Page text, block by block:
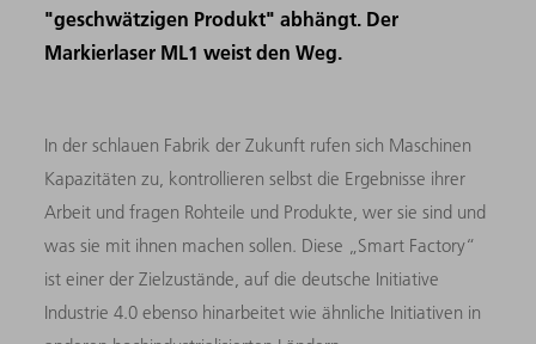
"geschwätzigen Produkt" abhängt. Der
Markierlaser ML1 weist den Weg.
In der schlauen Fabrik der Zukunft rufen sich Maschinen
Kapazitäten zu, kontrollieren selbst die Ergebnisse ihrer
Arbeit und fragen Rohteile und Produkte, wer sie sind und
was sie mit ihnen machen sollen. Diese „Smart Factory“
ist einer der Zielzustände, auf die deutsche Initiative
Industrie 4.0 ebenso hinarbeitet wie ähnliche Initiativen in